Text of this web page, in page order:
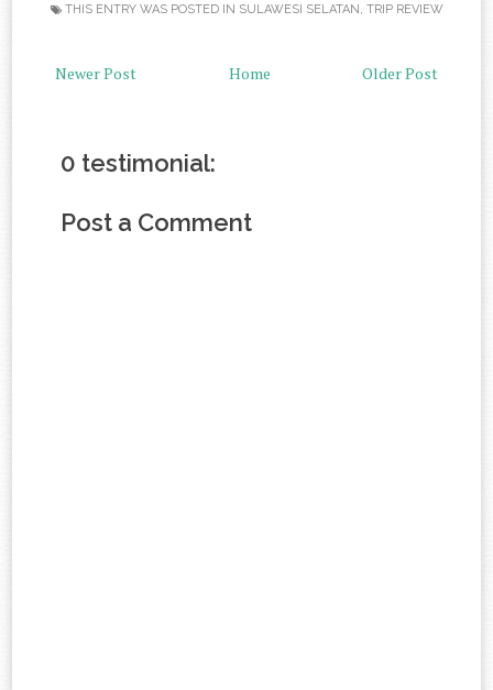
THIS ENTRY WAS POSTED IN SULAWESI SELATAN, TRIP REVIEW
Newer Post Older Post
Home
0 testimonial:
Post a Comment